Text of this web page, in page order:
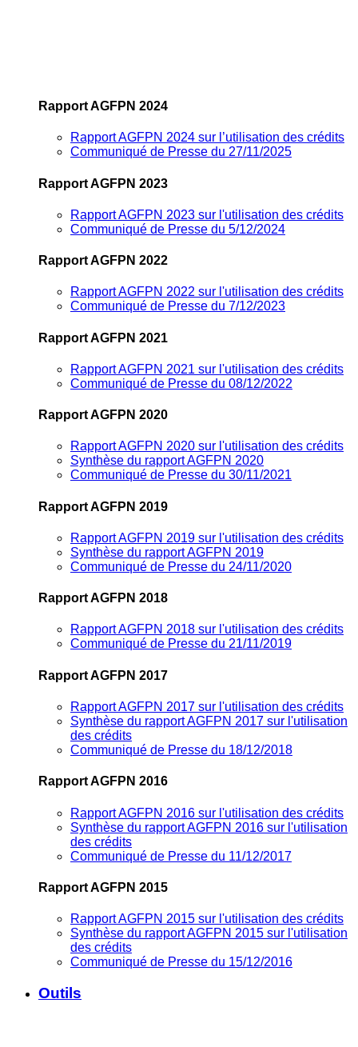
Rapport AGFPN 2024
Rapport AGFPN 2024 sur l’utilisation des crédits
Communiqué de Presse du 27/11/2025
Rapport AGFPN 2023
Rapport AGFPN 2023 sur l'utilisation des crédits
Communiqué de Presse du 5/12/2024
Rapport AGFPN 2022
Rapport AGFPN 2022 sur l'utilisation des crédits
Communiqué de Presse du 7/12/2023
Rapport AGFPN 2021
Rapport AGFPN 2021 sur l'utilisation des crédits
Communiqué de Presse du 08/12/2022
Rapport AGFPN 2020
Rapport AGFPN 2020 sur l'utilisation des crédits
Synthèse du rapport AGFPN 2020
Communiqué de Presse du 30/11/2021
Rapport AGFPN 2019
Rapport AGFPN 2019 sur l'utilisation des crédits
Synthèse du rapport AGFPN 2019
Communiqué de Presse du 24/11/2020
Rapport AGFPN 2018
Rapport AGFPN 2018 sur l'utilisation des crédits
Communiqué de Presse du 21/11/2019
Rapport AGFPN 2017
Rapport AGFPN 2017 sur l'utilisation des crédits
Synthèse du rapport AGFPN 2017 sur l'utilisation
des crédits
Communiqué de Presse du 18/12/2018
Rapport AGFPN 2016
Rapport AGFPN 2016 sur l'utilisation des crédits
Synthèse du rapport AGFPN 2016 sur l'utilisation
des crédits
Communiqué de Presse du 11/12/2017
Rapport AGFPN 2015
Rapport AGFPN 2015 sur l'utilisation des crédits
Synthèse du rapport AGFPN 2015 sur l'utilisation
des crédits
Communiqué de Presse du 15/12/2016
Outils